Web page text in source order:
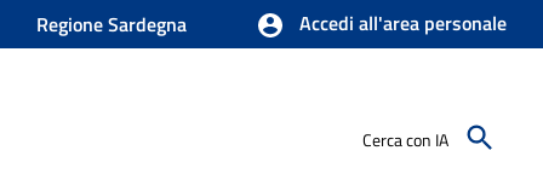
Regione Sardegna Accedi all'area personale
Cerca con IA